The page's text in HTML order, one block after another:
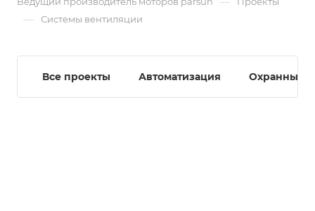
— Системы вентиляции
Все проекты Автоматизация Охранные